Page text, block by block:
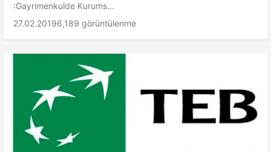
:Gayrimenkulde Kurums...
27.02.20196,189 görüntülenme